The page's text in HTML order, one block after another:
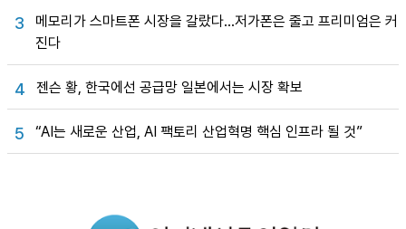
3
메모리가 스마트폰 시장을 갈랐다…저가폰은 줄고 프리미엄은 커
진다
4 젠슨 황, 한국에선 공급망 일본에서는 시장 확보
5 “AI는 새로운 산업, AI 팩토리 산업혁명 핵심 인프라 될 것”